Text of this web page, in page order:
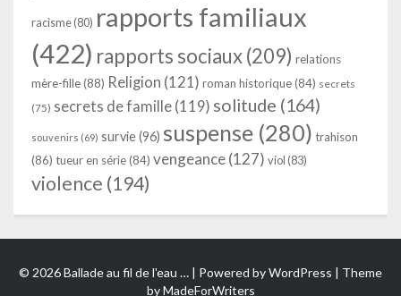
racisme (80) rapports familiaux
(422) rapports sociaux(209) relations
mère-fille(88) Religion (121) roman historique(84) secrets
(75) secrets de famille (119) solitude (164)
souvenirs (69) survie(96) suspense (280) trahison
(86) tueur en série(84) vengeance(127) viol (83)
violence (194)
© 2026 Ballade au fil de l'eau … | Powered byWordPress | Theme
byMadeForWriters